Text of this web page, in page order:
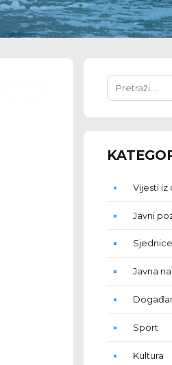
Vijesti iz
Javni
Javna
Sport
Kultura